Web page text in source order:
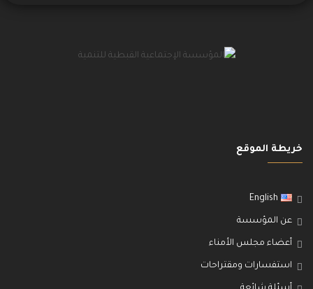
خريطة الموقع
English
عن المؤسسة
أعضاء مجلس الأمناء
استفسارات ومقتراحات